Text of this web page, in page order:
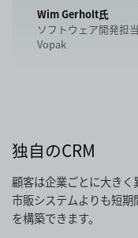
Wim Gerholt氏
ソフトウェア開発担
Vopak
独自のCRM
顧客は企業ごとに大きく
市販システムよりも短
を構築できます。